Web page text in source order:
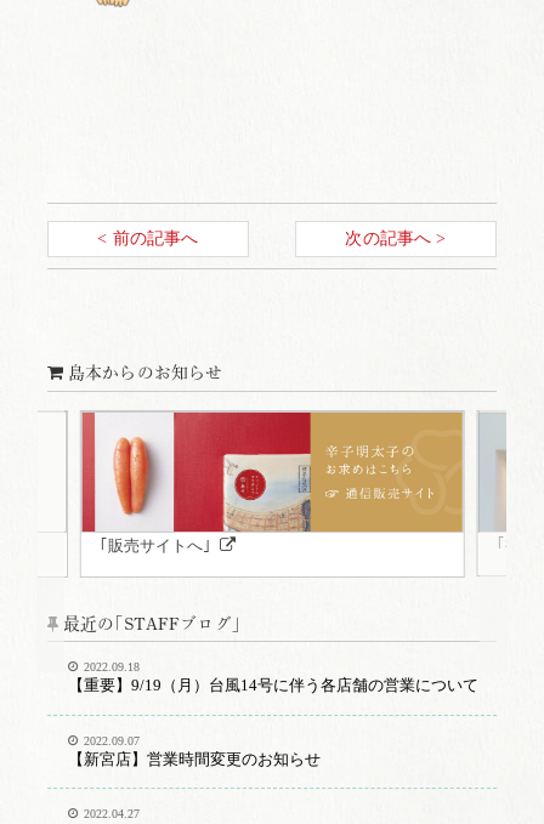
< 前の記事へ 次の記事へ >
島本からのお知らせ
｢販売サイトへ｣ ｢福岡
最近の｢STAFFブログ｣
2022.09.18
【重要】9/19（月）台風14号に伴う各店舗の営業について
2022.09.07
【新宮店】営業時間変更のお知らせ
2022.04.27